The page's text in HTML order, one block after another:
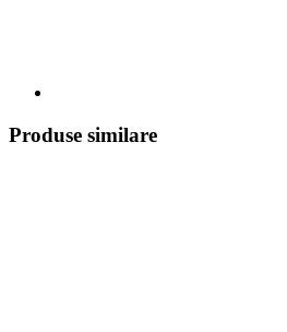
Produse similare